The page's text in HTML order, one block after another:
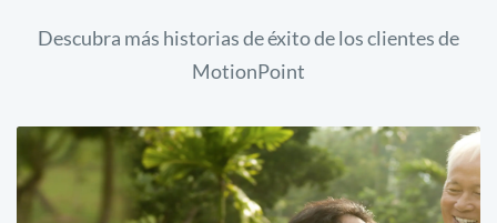
Descubra más historias de éxito de los clientes de
MotionPoint